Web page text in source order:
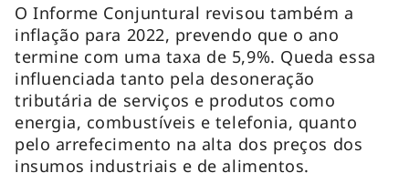
O Informe Conjuntural revisou também a
inflação para 2022, prevendo que o ano
termine com uma taxa de 5,9%. Queda essa
influenciada tanto pela desoneração
tributária de serviços e produtos como
energia, combustíveis e telefonia, quanto
pelo arrefecimento na alta dos preços dos
insumos industriais e de alimentos.